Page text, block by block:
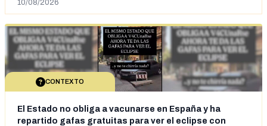
10/08/2026
CONTEXTO
El Estado no obliga a vacunarse en España y ha
repartido gafas gratuitas para ver el eclipse con